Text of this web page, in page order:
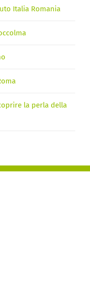
Italia Romania
la perla della